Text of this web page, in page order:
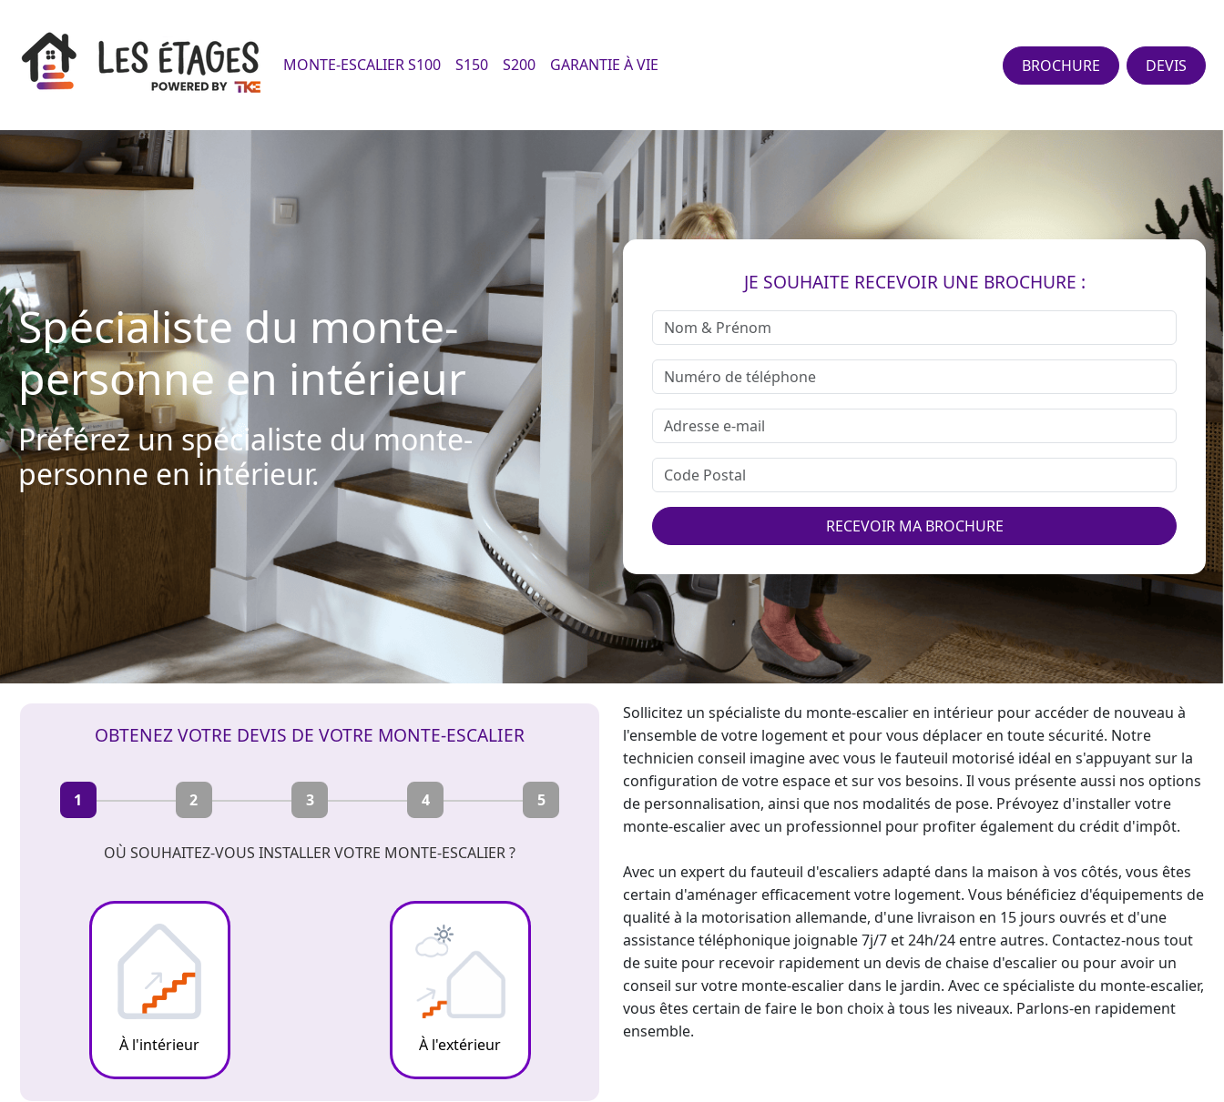
MONTE-ESCALIER S100 S150 S200 GARANTIE À VIE BROCHURE DEVIS
Spécialiste du monte-
personne en intérieur
Préférez un spécialiste du monte-
personne en intérieur.
JE SOUHAITE RECEVOIR UNE BROCHURE :
RECEVOIR MA BROCHURE
OBTENEZ VOTRE DEVIS DE VOTRE MONTE-ESCALIER
1 2 3 4 5
OÙ SOUHAITEZ-VOUS INSTALLER VOTRE MONTE-ESCALIER ?
À l'intérieur À l'extérieur
Sollicitez un spécialiste du monte-escalier en intérieur pour accéder de nouveau à
l'ensemble de votre logement et pour vous déplacer en toute sécurité. Notre
technicien conseil imagine avec vous le fauteuil motorisé idéal en s'appuyant sur la
configuration de votre espace et sur vos besoins. Il vous présente aussi nos options
de personnalisation, ainsi que nos modalités de pose. Prévoyez d'installer votre
monte-escalier avec un professionnel pour profiter également du crédit d'impôt.
Avec un expert du fauteuil d'escaliers adapté dans la maison à vos côtés, vous êtes
certain d'aménager efficacement votre logement. Vous bénéficiez d'équipements de
qualité à la motorisation allemande, d'une livraison en 15 jours ouvrés et d'une
assistance téléphonique joignable 7j/7 et 24h/24 entre autres. Contactez-nous tout
de suite pour recevoir rapidement un devis de chaise d'escalier ou pour avoir un
conseil sur votre monte-escalier dans le jardin. Avec ce spécialiste du monte-escalier,
vous êtes certain de faire le bon choix à tous les niveaux. Parlons-en rapidement
ensemble.